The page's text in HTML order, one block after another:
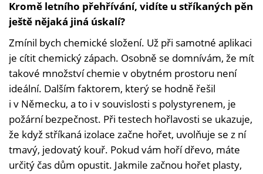
Kromě letního přehřívání, vidíte u stříkaných pěn
ještě nějaká jiná úskalí?
Zmínil bych chemické složení. Už při samotné aplikaci
je cítit chemický zápach. Osobně se domnívám, že mít
takové množství chemie v obytném prostoru není
ideální. Dalším faktorem, který se hodně řešil
i v Německu, a to i v souvislosti s polystyrenem, je
požární bezpečnost. Při testech hořlavosti se ukazuje,
že když stříkaná izolace začne hořet, uvolňuje se z ní
tmavý, jedovatý kouř. Pokud vám hoří dřevo, máte
určitý čas dům opustit. Jakmile začnou hořet plasty,